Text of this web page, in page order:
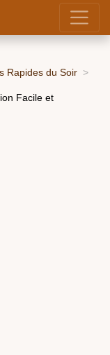
Rapides du Soir
Facile et